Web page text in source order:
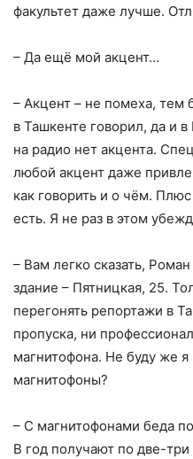
факультет даже лучше.
– Да ещё мой акцент…
– Акцент – не помеха, тем
в Ташкенте говорил, да и
на радио нет акцента.
любой акцент даже
как говорить и о чём.
есть. Я не раз в этом
– Вам легко сказать,
здание – Пятницкая, 25.
перегонять репортажи в
пропуска, ни
магнитофона. Не буду же
магнитофоны?
– С магнитофонами беда
В год получают по две-